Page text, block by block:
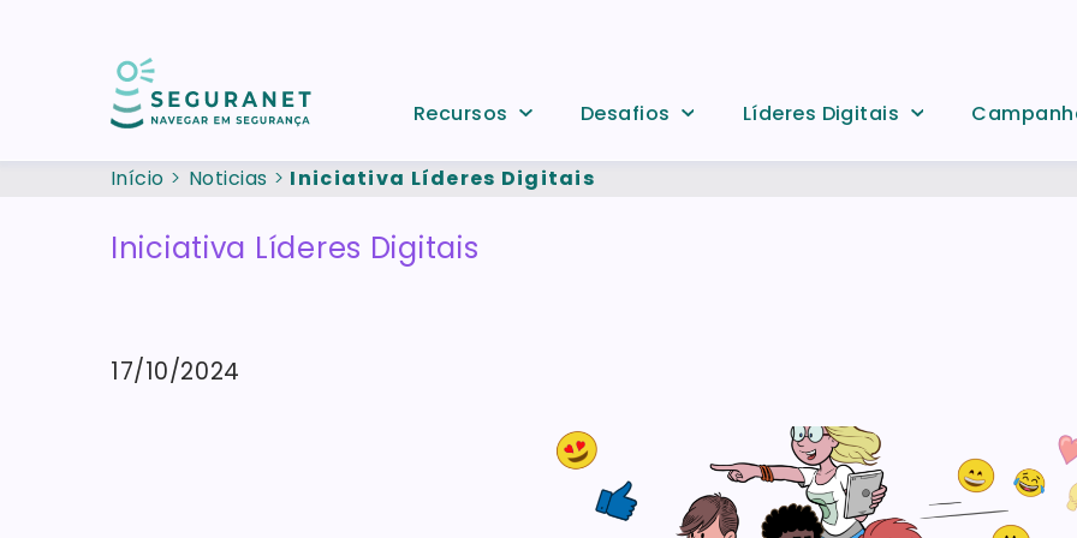
Recursos Desafios Líderes Digitais
Início Noticias Iniciativa Líderes Digitais
Iniciativa Líderes Digitais
17/10/2024